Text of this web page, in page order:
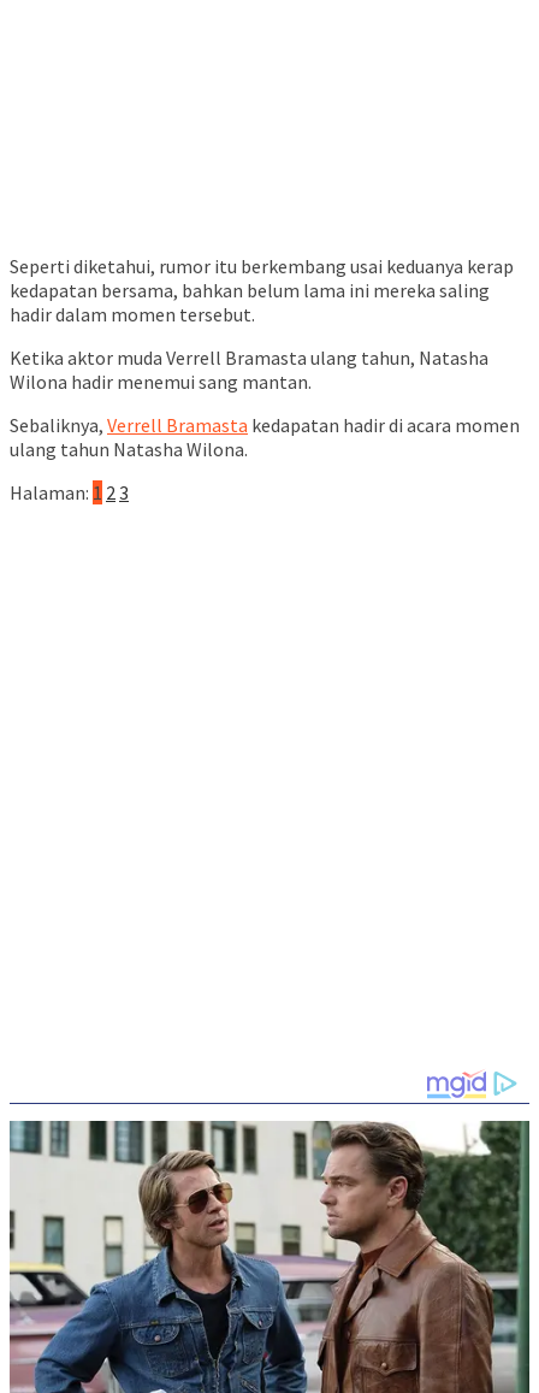
Seperti diketahui, rumor itu berkembang usai keduanya kerap
kedapatan bersama, bahkan belum lama ini mereka saling
hadir dalam momen tersebut.
Ketika aktor muda Verrell Bramasta ulang tahun, Natasha
Wilona hadir menemui sang mantan.
Sebaliknya, Verrell Bramasta kedapatan hadir di acara momen
ulang tahun Natasha Wilona.
Halaman: 1 23